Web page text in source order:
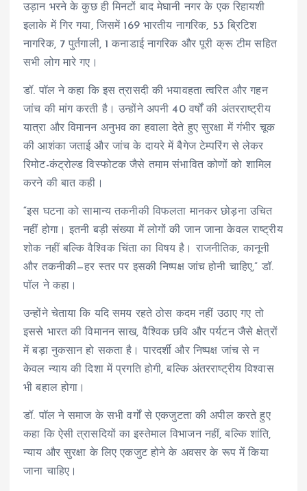
उड़ान भरने के कुछ ही मिनटों बाद मेघानी नगर के एक रिहायशी
इलाके में गिर गया, जिसमें 169 भारतीय नागरिक, 53 ब्रिटिश
नागरिक, 7 पुर्तगाली, 1 कनाडाई नागरिक और पूरी क्रू टीम सहित
सभी लोग मारे गए।
डॉ. पॉल ने कहा कि इस त्रासदी की भयावहता त्वरित और गहन
जांच की मांग करती है। उन्होंने अपनी 40 वर्षों की अंतरराष्ट्रीय
यात्रा और विमानन अनुभव का हवाला देते हुए सुरक्षा में गंभीर चूक
की आशंका जताई और जांच के दायरे में बैगेज टेम्परिंग से लेकर
रिमोट-कंट्रोल्ड विस्फोटक जैसे तमाम संभावित कोणों को शामिल
करने की बात कही।
“इस घटना को सामान्य तकनीकी विफलता मानकर छोड़ना उचित
नहीं होगा। इतनी बड़ी संख्या में लोगों की जान जाना केवल राष्ट्रीय
शोक नहीं बल्कि वैश्विक चिंता का विषय है। राजनीतिक, कानूनी
और तकनीकी—हर स्तर पर इसकी निष्पक्ष जांच होनी चाहिए,” डॉ.
पॉल ने कहा।
उन्होंने चेताया कि यदि समय रहते ठोस कदम नहीं उठाए गए तो
इससे भारत की विमानन साख, वैश्विक छवि और पर्यटन जैसे क्षेत्रों
में बड़ा नुकसान हो सकता है। पारदर्शी और निष्पक्ष जांच से न
केवल न्याय की दिशा में प्रगति होगी, बल्कि अंतरराष्ट्रीय विश्वास
भी बहाल होगा।
डॉ. पॉल ने समाज के सभी वर्गों से एकजुटता की अपील करते हुए
कहा कि ऐसी त्रासदियों का इस्तेमाल विभाजन नहीं, बल्कि शांति,
न्याय और सुरक्षा के लिए एकजुट होने के अवसर के रूप में किया
जाना चाहिए।